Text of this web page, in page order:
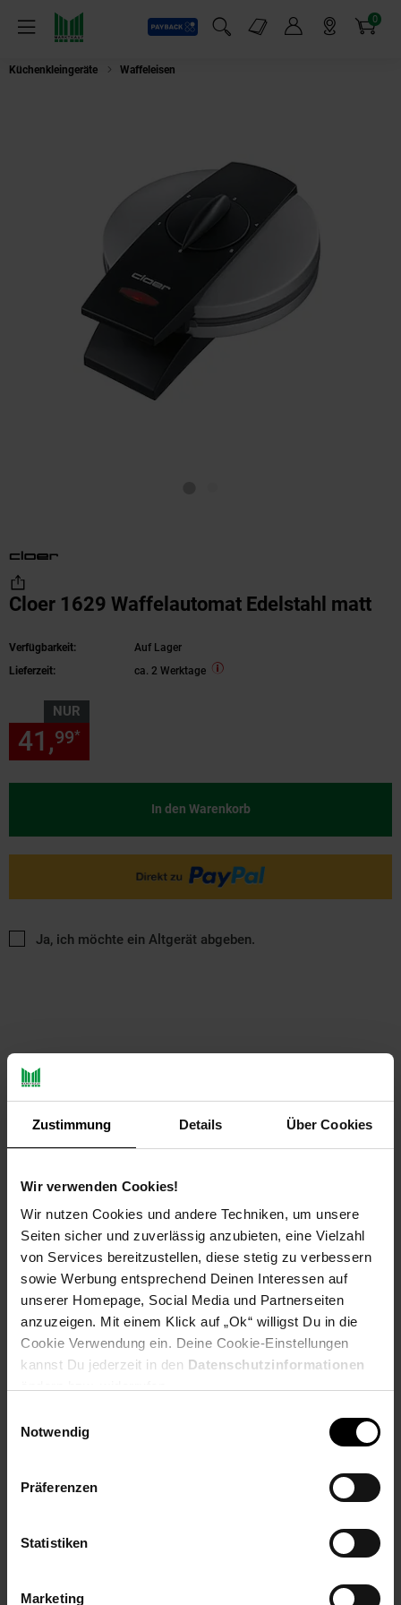
Zustimmung Details Über Cookies
Wir verwenden Cookies!
Wir nutzen Cookies und andere Techniken, um unsere
Seiten sicher und zuverlässig anzubieten, eine Vielzahl
von Services bereitzustellen, diese stetig zu verbessern
sowie Werbung entsprechend Deinen Interessen auf
unserer Homepage, Social Media und Partnerseiten
anzuzeigen. Mit einem Klick auf „Ok“ willigst Du in die
Cookie Verwendung ein. Deine Cookie-Einstellungen
kannst Du jederzeit in den Datenschutzinformationen
Notwendig
Präferenzen
Statistiken
Marketing
Menü
Payback
Suchfeld einblenden
Markt-Angebote 0
Artikel
Küchenkleingeräte Waffeleisen
Cloer 1629 Waffelautomat Edelstahl matt
Verfügbarkeit:
Auf Lager
Lieferzeit:
ca. 2 Werktage
NUR
41,99*
In den Warenkorb
Ja, ich möchte ein Altgerät abgeben.
PAYBACK
Produktbeschreibung
Es hat:
Backfläche 16,5 cm
fettarmes Backen durch Antihaftbeschichtung
platzsparende
Artikelnummer: 3091934000